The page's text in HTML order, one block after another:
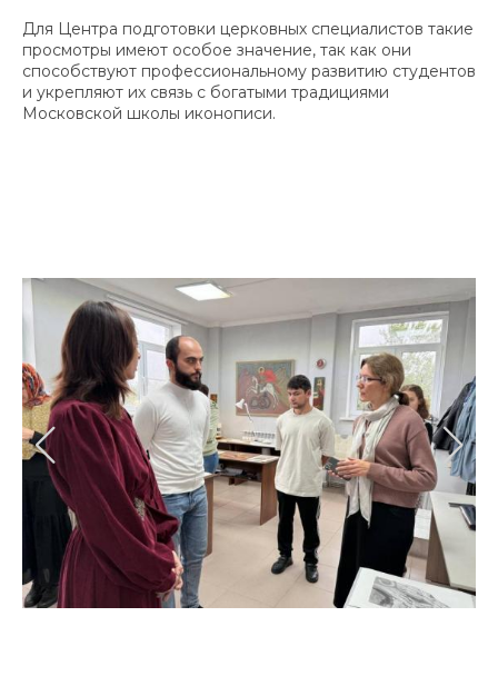
Для Центра подготовки церковных специалистов такие
просмотры имеют особое значение, так как они
способствуют профессиональному развитию студентов
и укрепляют их связь с богатыми традициями
Московской школы иконописи.